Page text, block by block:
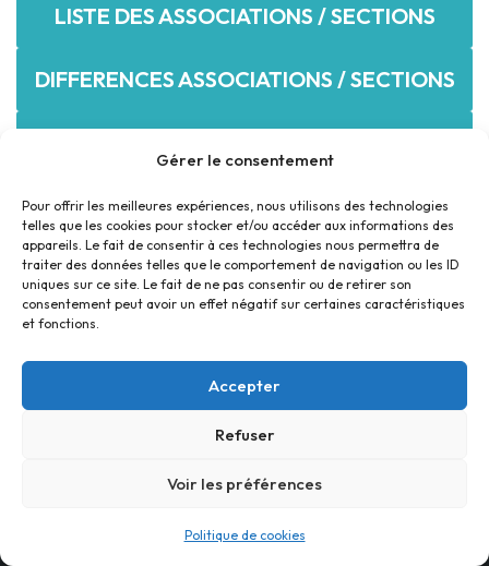
Gérer le consentement
Pour offrir les meilleures expériences, nous utilisons des technologies
telles que les cookies pour stocker et/ou accéder aux informations des
appareils. Le fait de consentir à ces technologies nous permettra de
traiter des données telles que le comportement de navigation ou les ID
uniques sur ce site. Le fait de ne pas consentir ou de retirer son
consentement peut avoir un effet négatif sur certaines caractéristiques
et fonctions.
Accepter
Refuser
Voir les préférences
Politique de cookies
LISTE DES ASSOCIATIONS / SECTIONS
DIFFERENCES ASSOCIATIONS / SECTIONS
Contact
Site réalisé parSBCTech